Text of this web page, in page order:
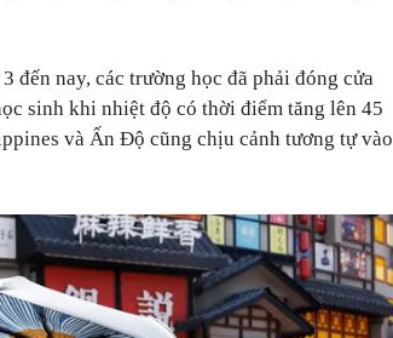
đến nay, các trường học đã phải đóng cửa
sinh khi nhiệt độ có thời điểm tăng lên 45
và Ấn Độ cũng chịu cảnh tương tự vào